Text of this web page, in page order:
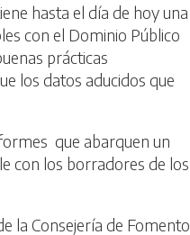
hasta el día de hoy una
con el Dominio Público
prácticas
los datos aducidos que
que abarquen un
con los borradores de los
la Consejería de Fomento